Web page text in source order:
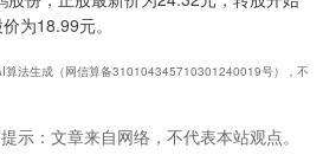
为18.99元。
算法生成（网信算备310104345710301240019号），不
示：文章来自网络，不代表本站观点。